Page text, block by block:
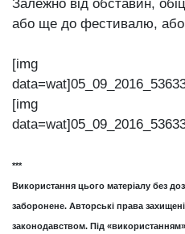
Залежно від обставин,
або ще до фестивалю, або
[img
[img
***
Використання цього матеріалу без
заборонене. Авторські права
законодавством. Під